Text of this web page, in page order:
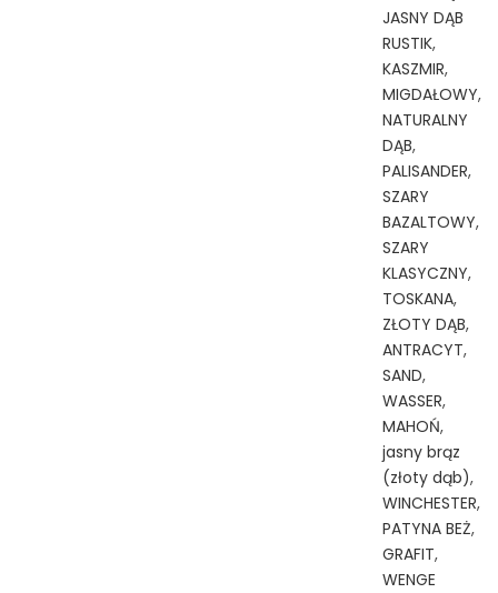
JASNY DĄB
RUSTIK,
KASZMIR,
MIGDAŁOWY,
NATURALNY
DĄB,
PALISANDER,
SZARY
BAZALTOWY,
SZARY
KLASYCZNY,
TOSKANA,
ZŁOTY DĄB,
ANTRACYT,
SAND,
WASSER,
MAHOŃ,
jasny brąz
(złoty dąb),
WINCHESTER,
PATYNA BEŻ,
GRAFIT,
WENGE